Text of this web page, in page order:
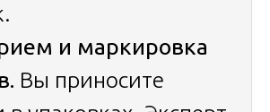
и маркировка
Вы приносите